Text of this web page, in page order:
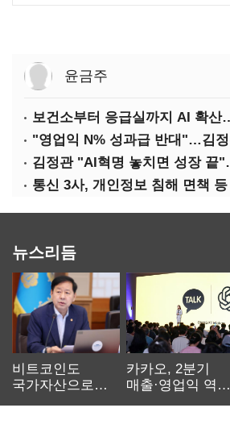
윤금주
뉴스리듬
비트코인도
국가자산으로…'
카카오, 2분기
매출·영업익 역대